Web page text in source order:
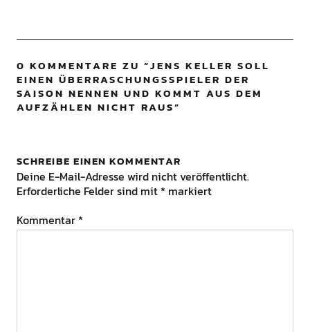
0 KOMMENTARE ZU “JENS KELLER SOLL
EINEN ÜBERRASCHUNGSSPIELER DER
SAISON NENNEN UND KOMMT AUS DEM
AUFZÄHLEN NICHT RAUS”
SCHREIBE EINEN KOMMENTAR
Deine E-Mail-Adresse wird nicht veröffentlicht.
Erforderliche Felder sind mit * markiert
Kommentar *